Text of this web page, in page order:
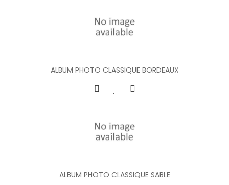
ALBUM PHOTO CLASSIQUE BORDEAUX
ALBUM PHOTO CLASSIQUE SABLE